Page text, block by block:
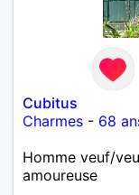
Cubitus
Charmes - 68
Homme veuf/
amoureuse